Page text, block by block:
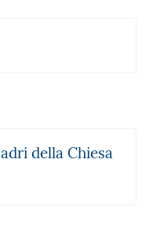
della Chiesa